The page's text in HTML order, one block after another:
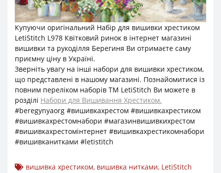
Купуючи оригінальний Набір для вишивки хрестиком
LetiStitch L978 Квітковий ринок в інтернет магазині
вишивки та рукоділля Берегиня Ви отримаєте саму
приємну ціну в Україні.
Зверніть увагу на інші набори для вишивки хрестиком,
що представлені в нашому магазині. Познайомитися із
повним переліком наборів ТМ LetiStitch Ви можете в
розділі Набори для Вишивання Хрестиком.
#beregynyaorg #вишивкахрестом #вишивкахрестиком
#вишивкахрестомнабори #магазинвишивкихрестом
#вишивкахрестомінтернет #вишивкахрестикомнабори
#вишивканитками #letistitch
вишивка хрестиком, вишивка нитками, LetiStitch